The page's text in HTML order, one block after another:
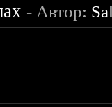
- Автор: